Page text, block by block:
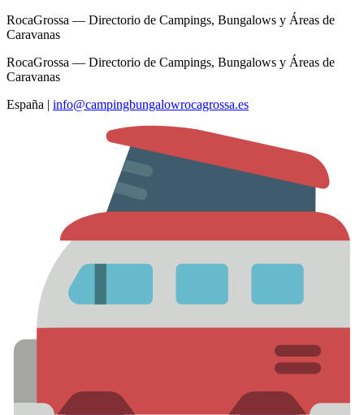
RocaGrossa — Directorio de Campings, Bungalows y Áreas de
Caravanas
RocaGrossa — Directorio de Campings, Bungalows y Áreas de
Caravanas
España | info@campingbungalowrocagrossa.es